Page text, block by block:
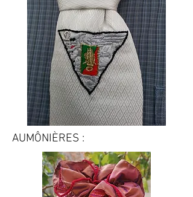
AUMÔNIÈRES :